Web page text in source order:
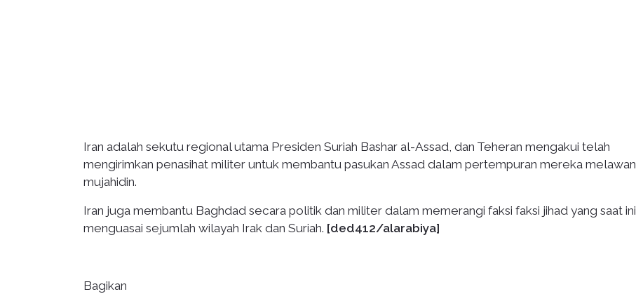
Iran adalah sekutu regional utama Presiden Suriah Bashar al-Assad, dan Teheran mengakui telah
mengirimkan penasihat militer untuk membantu pasukan Assad dalam pertempuran mereka melawan
mujahidin.
Iran juga membantu Baghdad secara politik dan militer dalam memerangi faksi faksi jihad yang saat ini
menguasai sejumlah wilayah Irak dan Suriah. [ded412/alarabiya]
Bagikan